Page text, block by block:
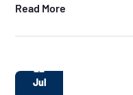
Read More
22
Jul